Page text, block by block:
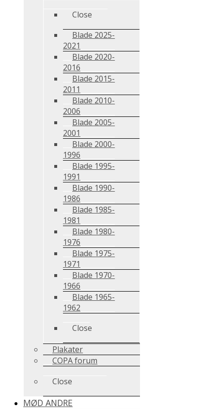
Close
Blade 2025-
2021
Blade 2020-
2016
Blade 2015-
2011
Blade 2010-
2006
Blade 2005-
2001
Blade 2000-
1996
Blade 1995-
1991
Blade 1990-
1986
Blade 1985-
1981
Blade 1980-
1976
Blade 1975-
1971
Blade 1970-
1966
Blade 1965-
1962
Close
Plakater
COPA forum
Close
MØD ANDRE